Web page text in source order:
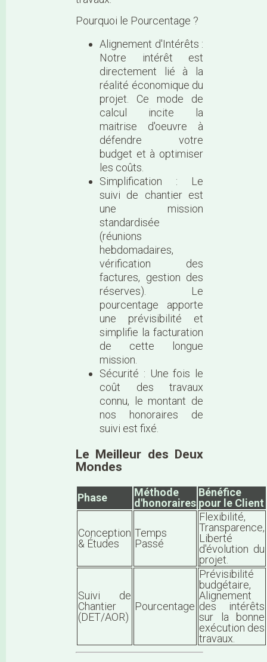
Pourquoi le Pourcentage ?
Alignement d'Intérêts :
Notre intérêt est
directement lié à la
réalité économique du
projet. Ce mode de
calcul incite la
maitrise d'oeuvre à
défendre votre
budget et à optimiser
les coûts.
Simplification : Le
suivi de chantier est
une mission
standardisée
(réunions
hebdomadaires,
vérification des
factures, gestion des
réserves). Le
pourcentage apporte
une prévisibilité et
simplifie la facturation
de cette longue
mission.
Sécurité : Une fois le
coût des travaux
connu, le montant de
nos honoraires de
suivi est fixé.
Le Meilleur des Deux
Mondes
Phase
Méthode
d'honoraires
Bénéfice
pour le Client
Conception
& Études
Temps
Passé
Flexibilité,
Transparence,
Liberté
d'évolution du
projet.
Suivi de
Chantier
(DET/AOR)
Pourcentage
Prévisibilité
budgétaire,
Alignement
des intérêts
sur la bonne
exécution des
travaux.